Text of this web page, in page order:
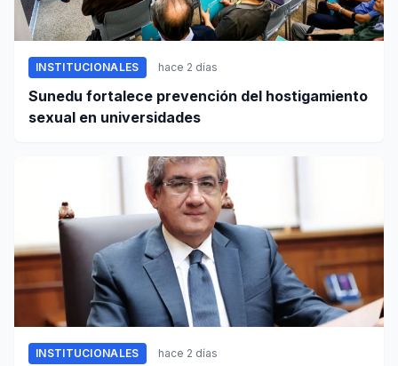
INSTITUCIONALES hace 2 días
Sunedu fortalece prevención del hostigamiento
sexual en universidades
INSTITUCIONALES hace 2 días